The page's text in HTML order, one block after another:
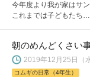
今年度より我が家はサ
これまでは子どもたち…
朝のめんどくさい
2019年12月25日
コムギの日常（4年生）